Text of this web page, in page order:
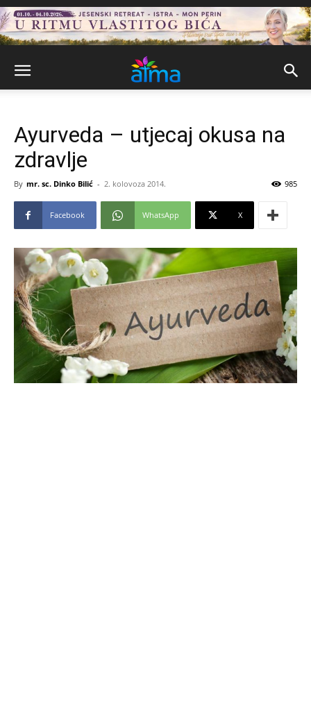
Ayurveda – utjecaj okusa na
zdravlje
By mr. sc. Dinko Bilić - 2. kolovoza 2014. 985
Facebook WhatsApp X